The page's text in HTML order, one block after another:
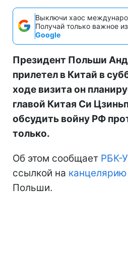
Выключи хаос
Получай только важное из
Google
Президент Польши
прилетел в Китай в
ходе визита он
главой Китая Си
обсудить войну РФ
только.
Об этом сообщает РБК-
ссылкой на канцелярию
Польши.